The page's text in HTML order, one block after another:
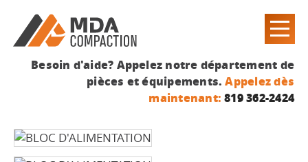
Besoin d'aide? Appelez notre département de
pièces et équipements.Appelez dès
maintenant: 819 362-2424